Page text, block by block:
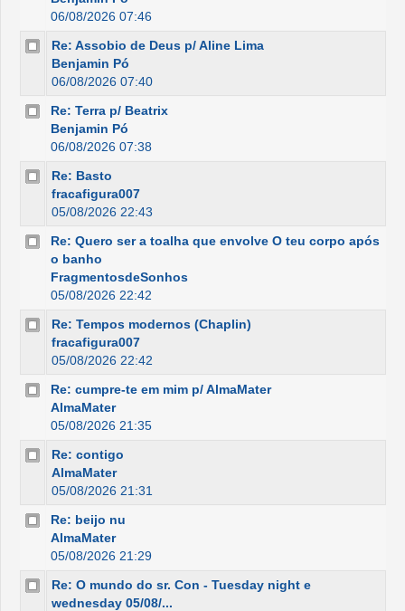
06/08/2026 07:46
Re: Assobio de Deus p/ Aline Lima
Benjamin Pó
06/08/2026 07:40
Re: Terra p/ Beatrix
Benjamin Pó
06/08/2026 07:38
Re: Basto
fracafigura007
05/08/2026 22:43
Re: Quero ser a toalha que envolve O teu corpo após
o banho
FragmentosdeSonhos
05/08/2026 22:42
Re: Tempos modernos (Chaplin)
fracafigura007
05/08/2026 22:42
Re: cumpre-te em mim p/ AlmaMater
AlmaMater
05/08/2026 21:35
Re: contigo
AlmaMater
05/08/2026 21:31
Re: beijo nu
AlmaMater
05/08/2026 21:29
Re: O mundo do sr. Con - Tuesday night e
wednesday 05/08/...